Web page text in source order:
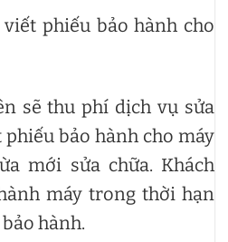
phiếu bảo hành cho
sẽ thu phí dịch vụ sửa
bảo hành cho máy
mới sửa chữa. Khách
máy trong thời hạn
hành.